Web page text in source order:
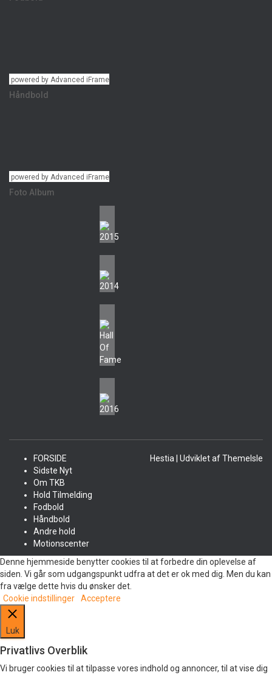
powered by Advanced iFrame
Håndbold
powered by Advanced iFrame
Foto Album
FORSIDE
Sidste Nyt
Om TKB
Hold Tilmelding
Fodbold
Håndbold
Andre hold
Motionscenter
Hestia | Udviklet afThemeIsle
Denne hjemmeside benytter cookies til at forbedre din oplevelse af
siden. Vi går som udgangspunkt udfra at det er ok med dig. Men du kan
fra vælge dette hvis du ønsker det.
Cookie indstillinger
Acceptere
Luk
Privatlivs Overblik
Vi bruger cookies til at tilpasse vores indhold og annoncer, til at vise dig